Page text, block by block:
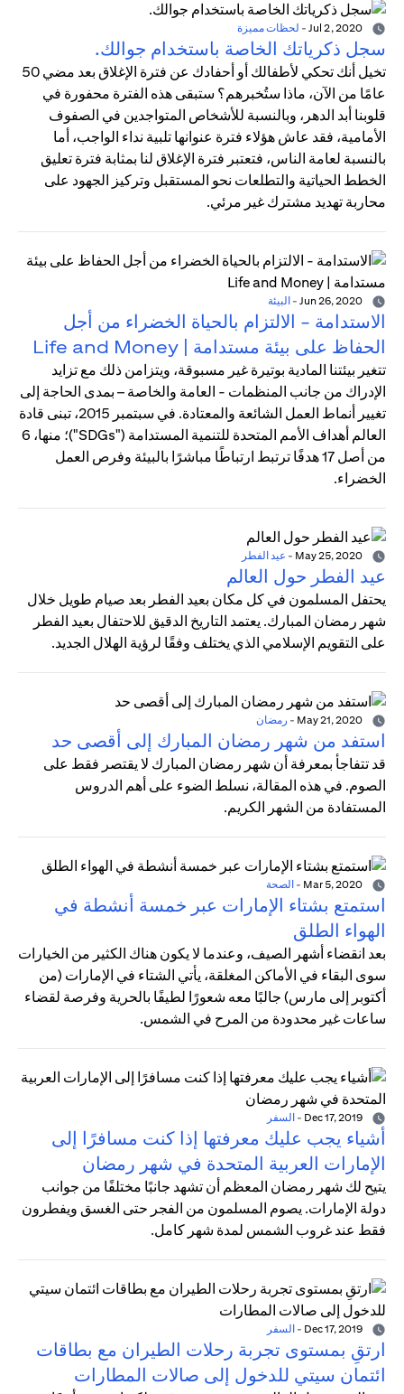
- لحظات مميزة
سجل ذكرياتك الخاصة باستخدام جوالك.
تخيل أنك تحكي لأطفالك أو أحفادك عن فترة الإغلاق بعد مضي 50
عامًا من الآن، ماذا ستُخبرهم؟ ستبقى هذه الفترة محفورة في
قلوبنا أبد الدهر، وبالنسبة للأشخاص المتواجدين في الصفوف
الأمامية، فقد عاش هؤلاء فترة عنوانها تلبية نداء الواجب، أما
بالنسبة لعامة الناس، فتعتبر فترة الإغلاق لنا بمثابة فترة تعليق
الخطط الحياتية والتطلعات نحو المستقبل وتركيز الجهود على
محاربة تهديد مشترك غير مرئي.
- البيئة
الاستدامة - الالتزام بالحياة الخضراء من أجل
الحفاظ على بيئة مستدامة | Life and Money
تتغير بيئتنا المادية بوتيرة غير مسبوقة، ويتزامن ذلك مع تزايد
الإدراك من جانب المنظمات - العامة والخاصة – بمدى الحاجة إلى
تغيير أنماط العمل الشائعة والمعتادة. في سبتمبر 2015، تبنى قادة
العالم أهداف الأمم المتحدة للتنمية المستدامة ("SDGs")؛ منها، 6
من أصل 17 هدفًا ترتبط ارتباطًا مباشرًا بالبيئة وفرص العمل
الخضراء.
- عيد الفطر
عيد الفطر حول العالم
يحتفل المسلمون في كل مكان بعيد الفطر بعد صيام طويل خلال
شهر رمضان المبارك. يعتمد التاريخ الدقيق للاحتفال بعيد الفطر
على التقويم الإسلامي الذي يختلف وفقًا لرؤية الهلال الجديد.
- رمضان
استفد من شهر رمضان المبارك إلى أقصى حد
قد تتفاجأ بمعرفة أن شهر رمضان المبارك لا يقتصر فقط على
الصوم. في هذه المقالة، نسلط الضوء على أهم الدروس
المستفادة من الشهر الكريم.
- الصحة
استمتع بشتاء الإمارات عبر خمسة أنشطة في
الهواء الطلق
بعد انقضاء أشهر الصيف، وعندما لا يكون هناك الكثير من الخيارات
سوى البقاء في الأماكن المغلقة، يأتي الشتاء في الإمارات (من
أكتوبر إلى مارس) جالبًا معه شعورًا لطيفًا بالحرية وفرصة لقضاء
ساعات غير محدودة من المرح في الشمس.
- السفر
أشياء يجب عليك معرفتها إذا كنت مسافرًا إلى
الإمارات العربية المتحدة في شهر رمضان
يتيح لك شهر رمضان المعظم أن تشهد جانبًا مختلفًا من جوانب
دولة الإمارات. يصوم المسلمون من الفجر حتى الغسق ويفطرون
فقط عند غروب الشمس لمدة شهر كامل.
- السفر
ارتقِ بمستوى تجربة رحلات الطيران مع بطاقات
ائتمان سيتي للدخول إلى صالات المطارات